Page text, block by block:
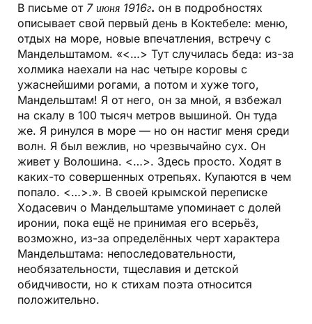
В письме от 7 июня 1916г. он в подробностях
описывает свой первый день в Коктебеле: меню,
отдых на море, новые впечатления, встречу с
Мандельштамом. «<…> Тут случилась беда: из-за
холмика наехали на нас четыре коровы с
ужаснейшими рогами, а потом и хуже того,
Мандельштам! Я от него, он за мной, я взбежал
на скалу в 100 тысяч метров вышиной. Он туда
же. Я ринулся в море — но он настиг меня среди
волн. Я был вежлив, но чрезвычайно сух. Он
живет у Волошина. <…>. Здесь просто. Ходят в
каких-то совершенных отрепьях. Купаются в чем
попало. <…>.». В своей крымской переписке
Ходасевич о Мандельштаме упоминает с долей
иронии, пока ещё не принимая его всерьёз,
возможно, из-за определённых черт характера
Мандельштама: непоследовательности,
необязательности, тщеславия и детской
обидчивости, но к стихам поэта относится
положительно.